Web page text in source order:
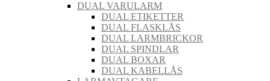
DUAL VARULARM
DUAL ETIKETTER
DUAL FLASKLÅS
DUAL LARMBRICKOR
DUAL SPINDLAR
DUAL BOXAR
DUAL KABELLÅS